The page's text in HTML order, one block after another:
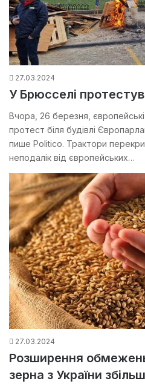
27.03.2024
У Брюсселі
Вчора, 26 березня,
протест біля будівлі
пише Politico. Трактори
неподалік від європейських…
27.03.2024
Розширення
зерна з України